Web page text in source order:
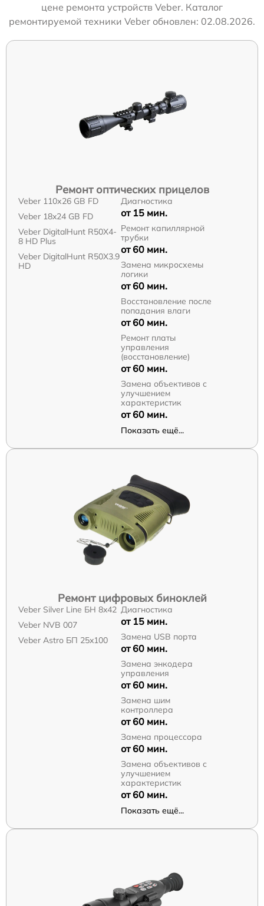
цене ремонта устройств Veber. Каталог
ремонтируемой техники Veber обновлен: 02.08.2026.
Ремонт оптических прицелов
Veber 110х26 GB FD
Veber 18x24 GB FD
Veber DigitalHunt R50X4-
8 HD Plus
Veber DigitalHunt R50X3.9
HD
Диагностика
от 15 мин.
Ремонт капиллярной
трубки
от 60 мин.
Замена микросхемы
логики
от 60 мин.
Восстановление после
попадания влаги
от 60 мин.
Ремонт платы
управления
(восстановление)
от 60 мин.
Замена объективов с
улучшением
характеристик
от 60 мин.
Показать ещё...
Ремонт цифровых биноклей
Veber Silver Line БН 8x42
Veber NVB 007
Veber Astro БП 25x100
Диагностика
от 15 мин.
Замена USB порта
от 60 мин.
Замена энкодера
управления
от 60 мин.
Замена шим
контроллера
от 60 мин.
Замена процессора
от 60 мин.
Замена объективов с
улучшением
характеристик
от 60 мин.
Показать ещё...